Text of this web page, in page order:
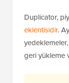
Duplicator,
eklentisidir.
geri yükleme